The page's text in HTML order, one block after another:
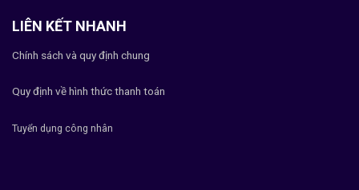
LIÊN KẾT NHANH
Chính sách và quy định chung
Quy định về hình thức thanh toán
Tuyển dụng công nhân